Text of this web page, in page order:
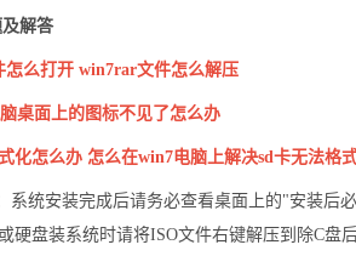
解答
怎么打开 win7rar文件怎么解压
桌面上的图标不见了怎么办
化怎么办 怎么在win7电脑上解决sd卡无法格
系统安装完成后请务必查看桌面上的"安装后
硬盘装系统时请将ISO文件右键解压到除C盘